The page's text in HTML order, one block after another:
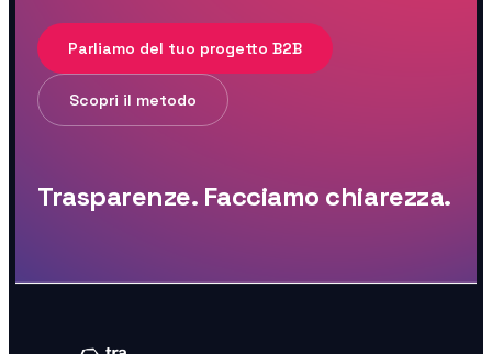
Parliamo del tuo progetto B2B
Scopri il metodo
Trasparenze. Facciamo chiarezza.